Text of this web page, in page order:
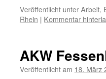
Veröffentlicht unterArbeit,
Rhein | Kommentar
AKW
Veröffentlicht am 18. März